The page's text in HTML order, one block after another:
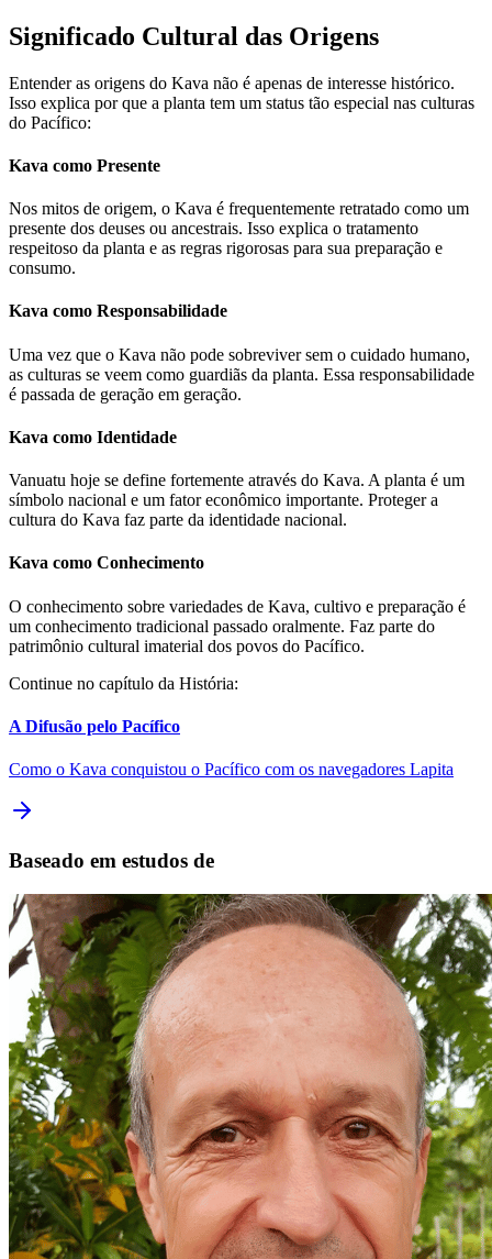
Significado Cultural das Origens
Entender as origens do Kava não é apenas de interesse histórico.
Isso explica por que a planta tem um status tão especial nas culturas
do Pacífico:
Kava como Presente
Nos mitos de origem, o Kava é frequentemente retratado como um
presente dos deuses ou ancestrais. Isso explica o tratamento
respeitoso da planta e as regras rigorosas para sua preparação e
consumo.
Kava como Responsabilidade
Uma vez que o Kava não pode sobreviver sem o cuidado humano,
as culturas se veem como guardiãs da planta. Essa responsabilidade
é passada de geração em geração.
Kava como Identidade
Vanuatu hoje se define fortemente através do Kava. A planta é um
símbolo nacional e um fator econômico importante. Proteger a
cultura do Kava faz parte da identidade nacional.
Kava como Conhecimento
O conhecimento sobre variedades de Kava, cultivo e preparação é
um conhecimento tradicional passado oralmente. Faz parte do
patrimônio cultural imaterial dos povos do Pacífico.
Continue no capítulo da História:
A Difusão pelo Pacífico
Como o Kava conquistou o Pacífico com os navegadores Lapita
Baseado em estudos de